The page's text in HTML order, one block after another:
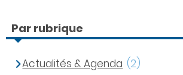
Par rubrique
Actualités & Agenda (2)